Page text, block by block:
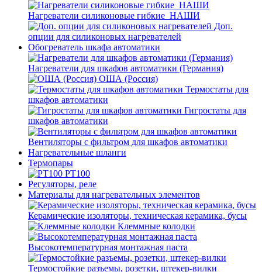
Нагреватели силиконовые гибкие_НАШИ
Доп.
опции для силиконовых нагревателей
Обогреватель шкафа автоматики
Нагреватели для шкафов автоматики (Германия)
ОША (Россия)
Термостаты для
шкафов автоматики
Гигростаты для
шкафов автоматики
Вентиляторы с фильтром для шкафов автоматики
Нагревательные шланги
Термопары
PT100
Регуляторы, реле
Материалы для нагревательных элементов
Керамические изоляторы, техническая керамика, бусы
Клеммные колодки
Высокотемпературная монтажная паста
Термостойкие разъемы, розетки, штекер-вилки